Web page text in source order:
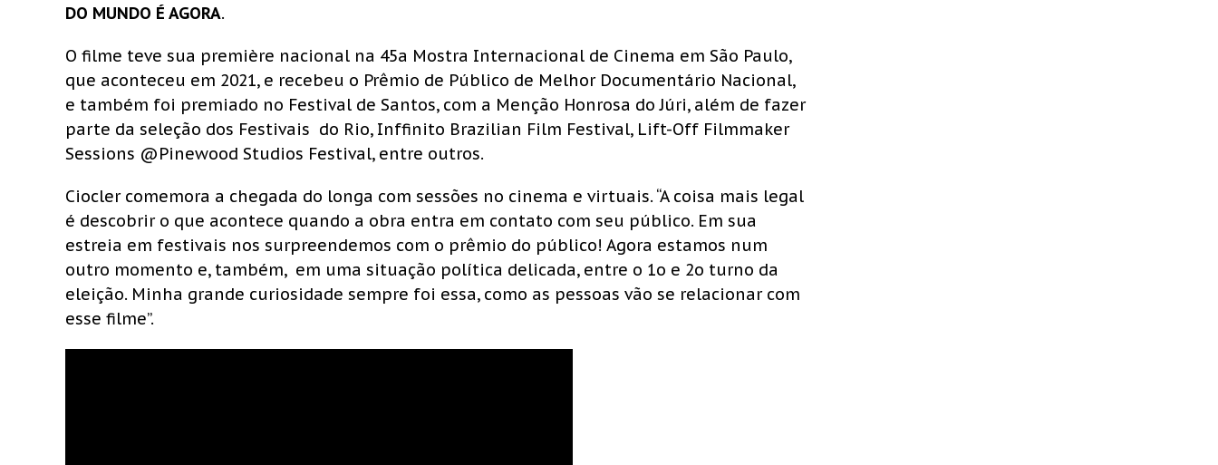
DO MUNDO É AGORA.
O filme teve sua première nacional na 45a Mostra Internacional de Cinema em São Paulo,
que aconteceu em 2021, e recebeu o Prêmio de Público de Melhor Documentário Nacional,
e também foi premiado no Festival de Santos, com a Menção Honrosa do Júri, além de fazer
parte da seleção dos Festivais do Rio, Inffinito Brazilian Film Festival, Lift-Off Filmmaker
Sessions @Pinewood Studios Festival, entre outros.
Ciocler comemora a chegada do longa com sessões no cinema e virtuais. “A coisa mais legal
é descobrir o que acontece quando a obra entra em contato com seu público. Em sua
estreia em festivais nos surpreendemos com o prêmio do público! Agora estamos num
outro momento e, também, em uma situação política delicada, entre o 1o e 2o turno da
eleição. Minha grande curiosidade sempre foi essa, como as pessoas vão se relacionar com
esse filme”.